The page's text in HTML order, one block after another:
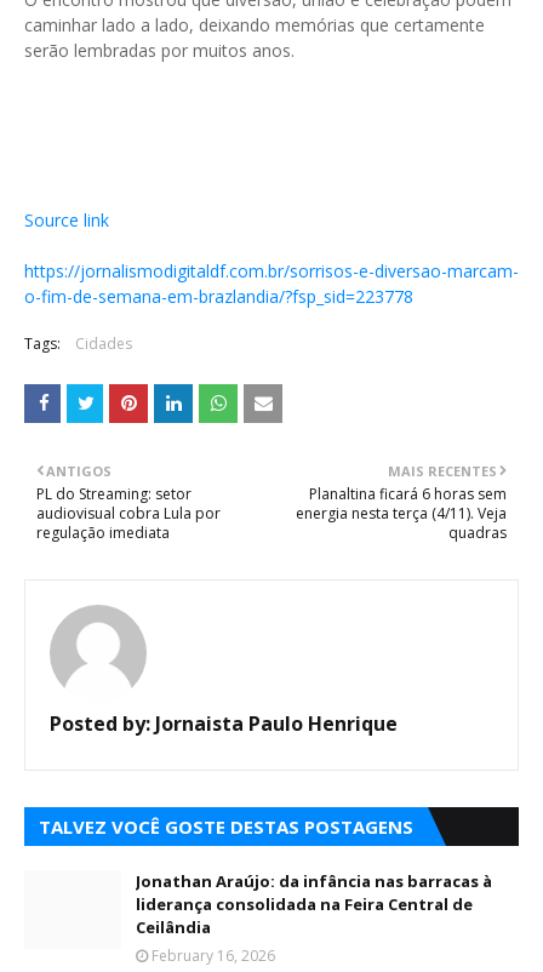
caminhar lado a lado, deixando memórias que certamente
serão lembradas por muitos anos.
Source link
https://jornalismodigitaldf.com.br/sorrisos-e-diversao-marcam-
o-fim-de-semana-em-brazlandia/?fsp_sid=223778
Tags: Cidades
MAIS RECENTES
Planaltina ficará 6 horas sem
energia nesta terça (4/11). Veja
quadras
ANTIGOS
PL do Streaming: setor
audiovisual cobra Lula por
regulação imediata
Posted by: Jornaista Paulo Henrique
TALVEZ VOCÊ GOSTE DESTAS POSTAGENS
Jonathan Araújo: da infância nas barracas à
liderança consolidada na Feira Central de
Ceilândia
February 16, 2026